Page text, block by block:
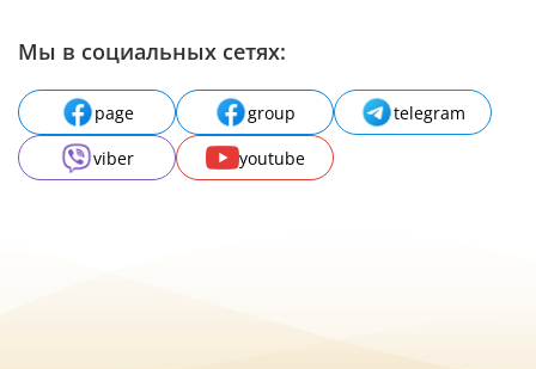
Мы в социальных сетях:
page group
telegram
viber
youtube